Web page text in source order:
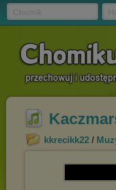
kkrecikk22 /